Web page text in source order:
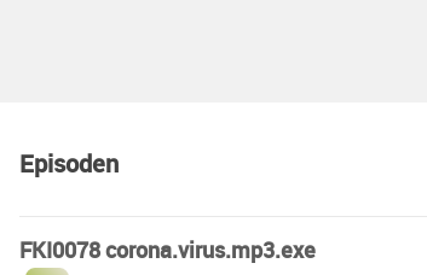
Episoden
FKI0078 corona.virus.mp3.exe